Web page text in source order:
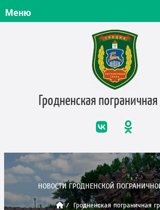
Меню
Гродненская пограничная
НОВОСТИ ГРОДНЕНСКОЙ
Гродненская пограничная